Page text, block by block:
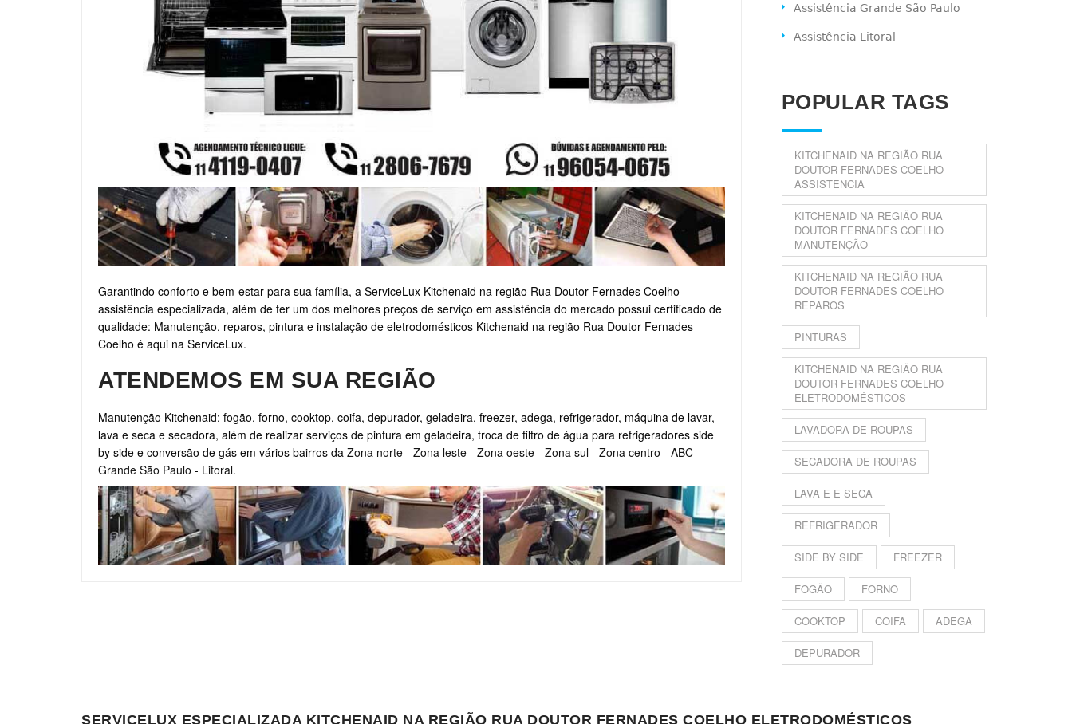
Garantindo conforto e bem-estar para sua família, a ServiceLux Kitchenaid na região Rua Doutor Fernades Coelho
assistência especializada, além de ter um dos melhores preços de serviço em assistência do mercado possui certificado de
qualidade: Manutenção, reparos, pintura e instalação de eletrodomésticos Kitchenaid na região Rua Doutor Fernades
Coelho é aqui na ServiceLux.
ATENDEMOS EM SUA REGIÃO
Manutenção Kitchenaid: fogão, forno, cooktop, coifa, depurador, geladeira, freezer, adega, refrigerador, máquina de lavar,
lava e seca e secadora, além de realizar serviços de pintura em geladeira, troca de filtro de água para refrigeradores side
by side e conversão de gás em vários bairros da Zona norte - Zona leste - Zona oeste - Zona sul - Zona centro - ABC -
Grande São Paulo - Litoral.
Assistência Grande São Paulo
Assistência Litoral
POPULAR TAGS
KITCHENAID NA REGIÃO RUA
DOUTOR FERNADES COELHO
ASSISTENCIA
KITCHENAID NA REGIÃO RUA
DOUTOR FERNADES COELHO
MANUTENÇÃO
KITCHENAID NA REGIÃO RUA
DOUTOR FERNADES COELHO
REPAROS
PINTURAS
KITCHENAID NA REGIÃO RUA
DOUTOR FERNADES COELHO
ELETRODOMÉSTICOS
LAVADORA DE ROUPAS
SECADORA DE ROUPAS
LAVA E E SECA
REFRIGERADOR
SIDE BY SIDE FREEZER
FOGÃO FORNO
COOKTOP COIFA ADEGA
DEPURADOR
SERVICELUX ESPECIALIZADA KITCHENAID NA REGIÃO RUA DOUTOR FERNADES COELHO ELETRODOMÉSTICOS